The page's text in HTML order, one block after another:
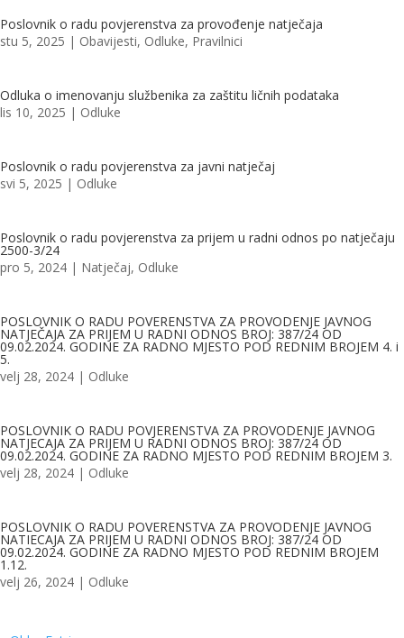
Poslovnik o radu povjerenstva za provođenje natječaja
stu 5, 2025 | Obavijesti, Odluke, Pravilnici
Odluka o imenovanju službenika za zaštitu ličnih podataka
lis 10, 2025 | Odluke
Poslovnik o radu povjerenstva za javni natječaj
svi 5, 2025 | Odluke
Poslovnik o radu povjerenstva za prijem u radni odnos po natječaju
2500-3/24
pro 5, 2024 | Natječaj, Odluke
POSLOVNIK O RADU POVERENSTVA ZA PROVODENJE JAVNOG
NATJEČAJA ZA PRIJEM U RADNI ODNOS BROJ: 387/24 OD
09.02.2024. GODINE ZA RADNO MJESTO POD REDNIM BROJEM 4. i
5.
velj 28, 2024 | Odluke
POSLOVNIK O RADU POVJERENSTVA ZA PROVODENJE JAVNOG
NATJECAJA ZA PRIJEM U RADNI ODNOS BROJ: 387/24 OD
09.02.2024. GODINE ZA RADNO MJESTO POD REDNIM BROJEM 3.
velj 28, 2024 | Odluke
POSLOVNIK O RADU POVERENSTVA ZA PROVODENJE JAVNOG
NATIECAJA ZA PRIJEM U RADNI ODNOS BROJ: 387/24 OD
09.02.2024. GODINE ZA RADNO MJESTO POD REDNIM BROJEM
1.12.
velj 26, 2024 | Odluke